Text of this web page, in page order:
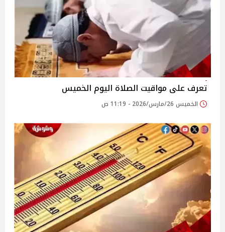
تعرف على مواقيت الصلاة اليوم الخميس
الخميس 26/مارس/2026 - 11:19 ص